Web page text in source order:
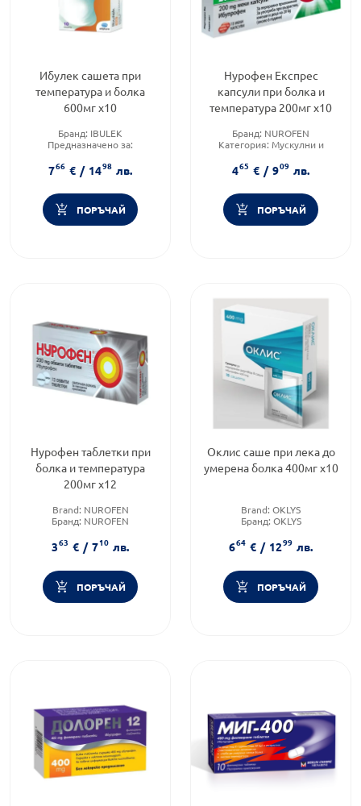
Ибулек сашета при
температура и болка
600мг х10
Бранд: IBULEK
Предназначено за:
Приложение:орално
766 € / 1498 лв.
ПОРЪЧАЙ
Нурофен Експрес
капсули при болка и
температура 200мг х10
Бранд: NUROFEN
Категория: Мускулни и
Форма на продукта:капсули
465 € / 909 лв.
ПОРЪЧАЙ
Нурофен таблетки при
болка и температура
200мг х12
Brand: NUROFEN
Бранд: NUROFEN
363 € / 710 лв.
ПОРЪЧАЙ
Оклис саше при лека до
умерена болка 400мг х10
Brand: OKLYS
Бранд: OKLYS
възрастни/деца
664 € / 1299 лв.
ПОРЪЧАЙ